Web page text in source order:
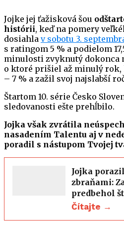
Jojke jej ťažisková šou
histórii, keď na pomery
dosiahla v sobotu 3.
s ratingom 5 % a podielom
minulosti zvyknutý dokonca
o ktoré prišiel až minulý
– 7 % a zažil svoj najslabší
Štartom 10. série Česko
sledovanosti ešte prehĺbilo.
Jojka však zvrátila
nasadením Talentu aj v
poradil s nástupom Tvojej
Jojka
zbraňami:
predbehol
Čítajte →